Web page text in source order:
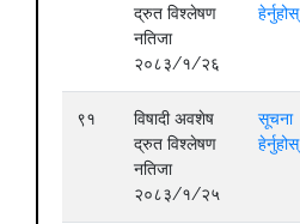
द्रुत विश्लेषण
नतिजा
२०८३/१/२६
हेर्नुहोस्
९१
विषादी अवशेष
द्रुत विश्लेषण
नतिजा
२०८३/१/२५
सूचना
हेर्नुहोस्